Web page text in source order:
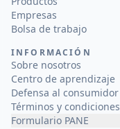
Empresas
Bolsa de trabajo
INFORMACIÓN
Sobre nosotros
Centro de aprendizaje
Defensa al consumidor
Términos y condiciones
Formulario PANE